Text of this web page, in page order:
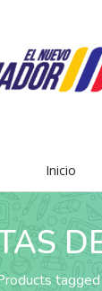
Inicio